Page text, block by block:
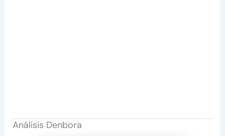
Análisis Denbora